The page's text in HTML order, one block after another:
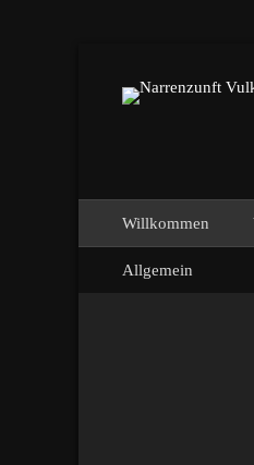
Primäres Menü
Willkommen
Sekundäres
Allgemein